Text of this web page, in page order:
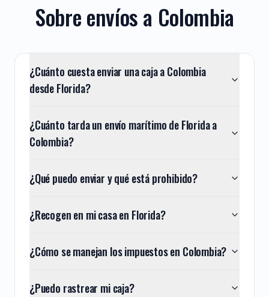
Sobre envíos a Colombia
¿Cuánto cuesta enviar una caja a Colombia
desde Florida?
¿Cuánto tarda un envío marítimo de Florida a
Colombia?
¿Qué puedo enviar y qué está prohibido?
¿Recogen en mi casa en Florida?
¿Cómo se manejan los impuestos en Colombia?
¿Puedo rastrear mi caja?